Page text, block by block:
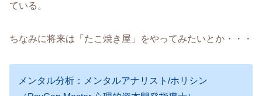
ている。
ちなみに将来は「たこ焼き屋」をやってみたいとか・・・
メンタル分析：メンタルアナリスト/ホリシン